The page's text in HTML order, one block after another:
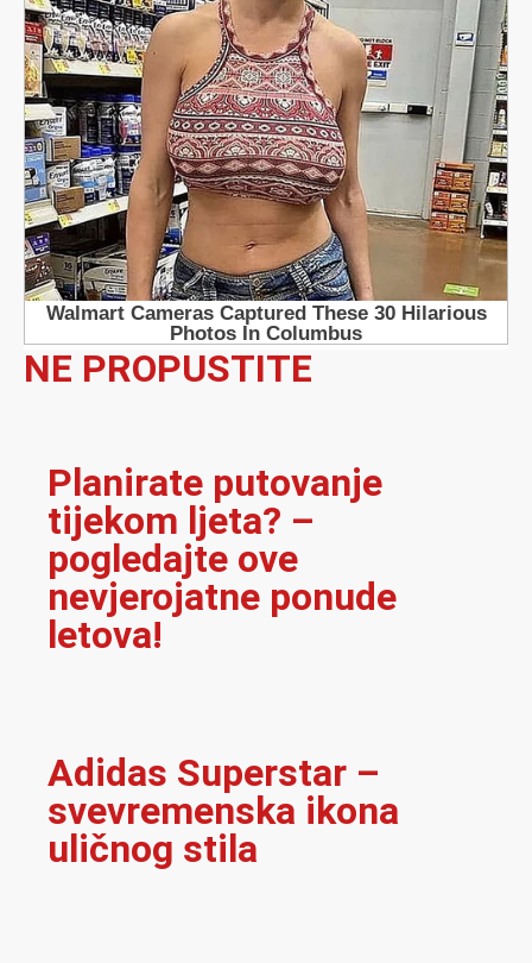
NE PROPUSTITE
Planirate putovanje
tijekom ljeta? –
pogledajte ove
nevjerojatne ponude
letova!
Adidas Superstar –
svevremenska ikona
uličnog stila